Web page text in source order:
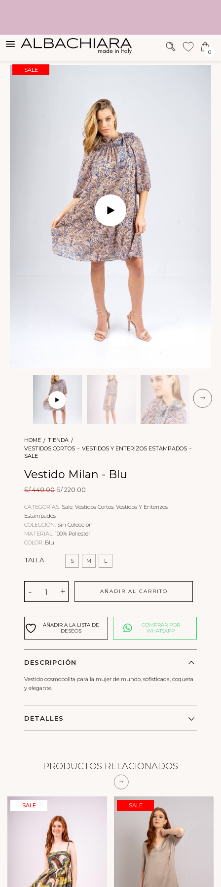
0
SUGERENCIAS
SALE
HOME
TIENDA
VESTIDOS CORTOS - VESTIDOS Y ENTERIZOS ESTAMPADOS -
SALE
Vestido Milan - Blu
S/440.00 El
original
S/ 440.00.
S/220.00
actual
S/ 220.00.
CATEGORÍAS: Sale, Vestidos Cortos, Vestidos Y Enterizos
Estampados
COLECCIÓN: Sin Colección
MATERIAL: 100% Poliester
COLOR: Blu
TALLA S M L
Vestido
Milan
-
cantidad
+
- AÑADIR AL CARRITO
AÑADIR A LA LISTA DE
DESEOS
COMPRAR POR
WHATSAPP
DESCRIPCIÓN
Vestido cosmopolita para la mujer de mundo, sofisticada, coqueta
y elegante.
DETALLES
PRODUCTOS RELACIONADOS
SALE SALE